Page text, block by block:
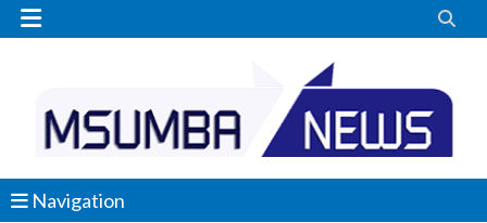
 
Navigation